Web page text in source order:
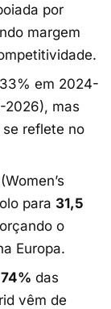
por
margem
em 2024-
2026), mas
se reflete no
(Women’s
para 31,5
o
Europa.
74% das
vêm de